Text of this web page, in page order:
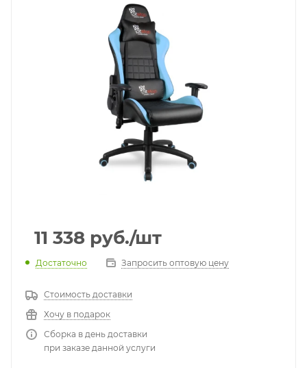
11 338 руб./шт
Достаточно Запросить оптовую цену
Стоимость доставки
Хочу в подарок
Сборка в день доставки
при заказе данной услуги